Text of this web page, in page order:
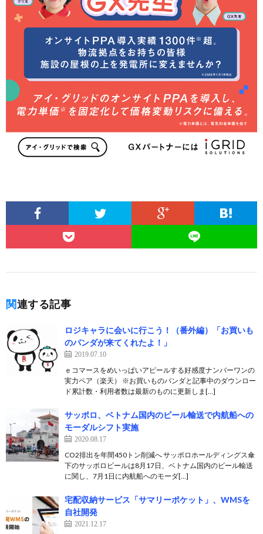
関連する記事
ロジキャラに会いに行こう！（番外編）「お買いも
のパンダが来てくれたよ！」
2019.07.10
ｅコマースをめいっぱいアピールする好感度ナンバーワンの
実力ペア（楽天） ※お買いものパンダと記事中のダウンロー
ド累計数・利用者数は最新のものに更新しま[…]
サッポロ、ベトナム国内のビール輸送で内航船への
モーダルシフト実施
2020.08.17
CO2排出を年間450トン削減へ サッポロホールディングス傘
下のサッポロビールは8月17日、ベトナム国内のビール輸送
に関し、7月1日に内航船へのモーダ[…]
宅配収納サービス「サマリーポケット」、WMSを
自社開発
2021.12.17